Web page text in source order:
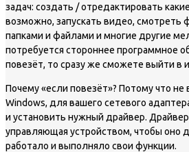
задач: создать / отредактировать
возможно, запускать видео, смотреть
папками и файлами и многие другие
потребуется стороннее программное
повезёт, то сразу же сможете выйти в
Почему «если повезёт»? Потому что не
Windows, для вашего сетевого
и установить нужный драйвер.
управляющая устройством, чтобы оно
работало и выполняло свои функции.